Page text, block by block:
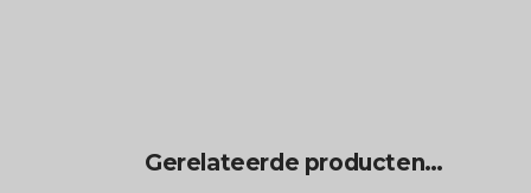
Gerelateerde producten…